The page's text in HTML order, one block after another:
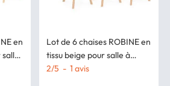
en
salle
Lot de 6 chaises ROBINE en
tissu beige pour salle à
manger
2/5 - 1 avis